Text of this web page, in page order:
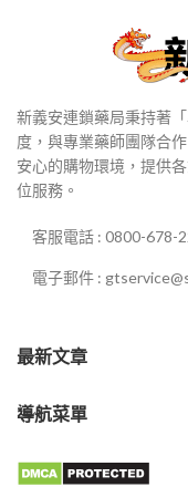
新義安連鎖藥局秉持著
度，與專業藥師團隊合
安心的購物環境，提供
位服務。
客服電話 : 0800-678-
電子郵件 :
最新文章
導航菜單